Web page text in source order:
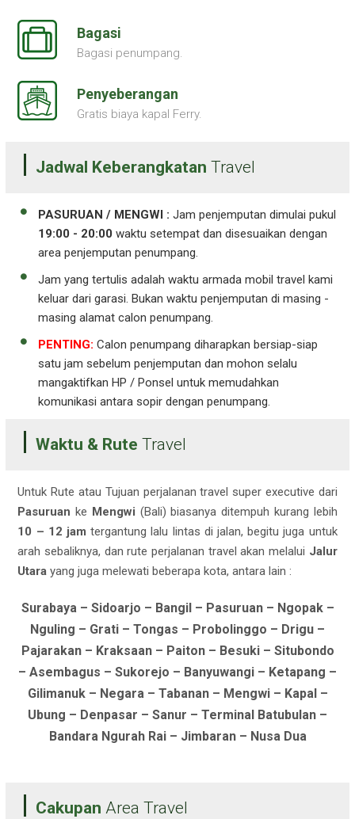
Bagasi
Bagasi penumpang.
Penyeberangan
Gratis biaya kapal Ferry.
Jadwal Keberangkatan Travel
PASURUAN / MENGWI : Jam penjemputan dimulai pukul
19:00 - 20:00 waktu setempat dan disesuaikan dengan
area penjemputan penumpang.
Jam yang tertulis adalah waktu armada mobil travel kami
keluar dari garasi. Bukan waktu penjemputan di masing -
masing alamat calon penumpang.
PENTING: Calon penumpang diharapkan bersiap-siap
satu jam sebelum penjemputan dan mohon selalu
mangaktifkan HP / Ponsel untuk memudahkan
komunikasi antara sopir dengan penumpang.
Waktu & Rute Travel
Untuk Rute atau Tujuan perjalanan travel super executive dari
Pasuruan ke Mengwi (Bali) biasanya ditempuh kurang lebih
10 – 12 jam tergantung lalu lintas di jalan, begitu juga untuk
arah sebaliknya, dan rute perjalanan travel akan melalui Jalur
Utara yang juga melewati beberapa kota, antara lain :
Surabaya – Sidoarjo – Bangil – Pasuruan – Ngopak –
Nguling – Grati – Tongas – Probolinggo – Drigu –
Pajarakan – Kraksaan – Paiton – Besuki – Situbondo
– Asembagus – Sukorejo – Banyuwangi – Ketapang –
Gilimanuk – Negara – Tabanan – Mengwi – Kapal –
Ubung – Denpasar – Sanur – Terminal Batubulan –
Bandara Ngurah Rai – Jimbaran – Nusa Dua
Cakupan Area Travel